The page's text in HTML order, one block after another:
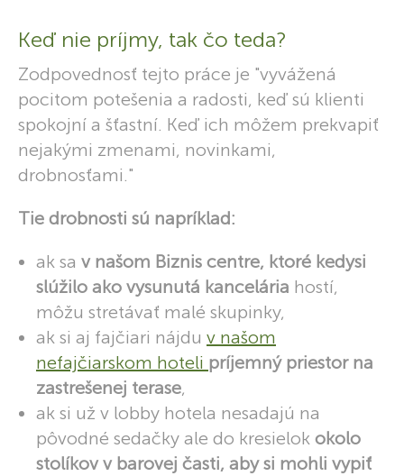
Keď nie príjmy, tak čo teda?
Zodpovednosť tejto práce je "vyvážená
pocitom potešenia a radosti, keď sú klienti
spokojní a šťastní. Keď ich môžem prekvapiť
nejakými zmenami, novinkami,
drobnosťami."
Tie drobnosti sú napríklad:
ak sa v našom Biznis centre, ktoré kedysi
slúžilo ako vysunutá kancelária hostí,
môžu stretávať malé skupinky,
ak si aj fajčiari nájdu v našom
nefajčiarskom hoteli príjemný priestor na
zastrešenej terase,
ak si už v lobby hotela nesadajú na
pôvodné sedačky ale do kresielok okolo
stolíkov v barovej časti, aby si mohli vypiť